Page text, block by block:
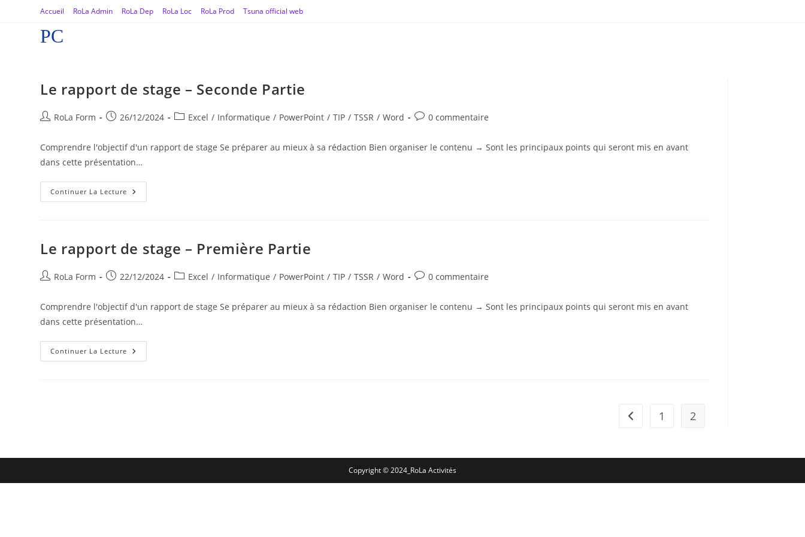
Accueil RoLa Admin RoLa Dep RoLa Loc RoLa Prod Tsuna official web
PC
Le rapport de stage – Seconde Partie
RoLa Form 26/12/2024 Excel / Informatique / PowerPoint / TIP / TSSR / Word 0 commentaire
Comprendre l'objectif d'un rapport de stage Se préparer au mieux à sa rédaction Bien organiser le contenu → Sont les principaux points qui seront mis en avant
dans cette présentation…
Continuer La Lecture
Le rapport de stage – Première Partie
RoLa Form 22/12/2024 Excel / Informatique / PowerPoint / TIP / TSSR / Word 0 commentaire
Comprendre l'objectif d'un rapport de stage Se préparer au mieux à sa rédaction Bien organiser le contenu → Sont les principaux points qui seront mis en avant
dans cette présentation…
Continuer La Lecture
1 2
Copyright © 2024_RoLa Activités